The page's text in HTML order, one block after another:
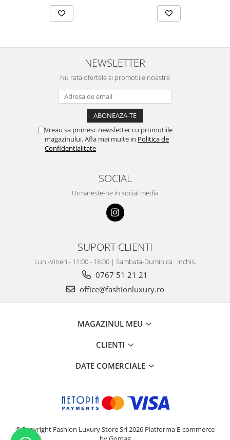
NEWSLETTER
Nu rata ofertele si promotiile noastre
Vreau sa primesc newsletter cu promotiile
magazinului. Afla mai multe in Politica de
Confidentialitate
SOCIAL
Urmareste-ne in social media
SUPORT CLIENTI
Luni-Vineri - 11:00 - 18:00 | Sambata-Duminica : Inchis.
0767 51 21 21
office@fashionluxury.ro
MAGAZINUL MEU
CLIENTI
DATE COMERCIALE
©Copyright Fashion Luxury Store Srl 2026 Platforma E-commerce